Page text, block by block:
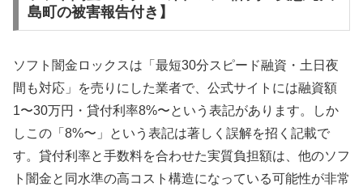
島町の被害報告付き】
ソフト闇金ロックスは「最短30分スピード融資・土日夜
間も対応」を売りにした業者で、公式サイトには融資額
1〜30万円・貸付利率8%〜という表記があります。しか
しこの「8%〜」という表記は著しく誤解を招く記載で
す。貸付利率と手数料を合わせた実質負担額は、他のソフ
ト闇金と同水準の高コスト構造になっている可能性が非常